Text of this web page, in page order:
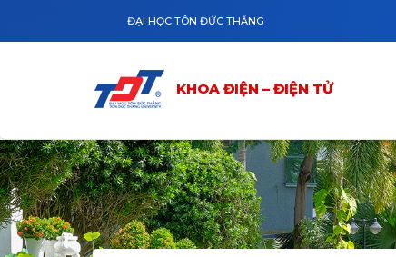
KHOA ĐIỆN – ĐIỆN TỬ
ĐẠI HỌC TÔN ĐỨC THẮNG
KHOA ĐIỆN – ĐIỆN TỬ